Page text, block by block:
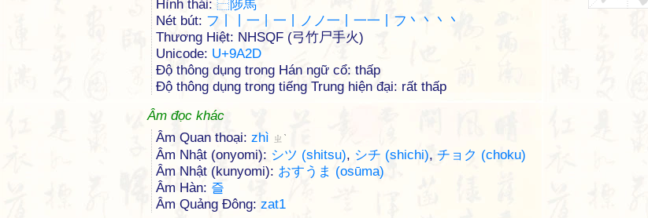
Hình thái: ⿱陟馬
Nét bút: フ丨丨一丨一丨ノノ一丨一一丨フ丶丶丶丶
Thương Hiệt: NHSQF (弓竹尸手火)
Unicode: U+9A2D
Độ thông dụng trong Hán ngữ cổ: thấp
Độ thông dụng trong tiếng Trung hiện đại: rất thấp
Âm đọc khác
Âm Quan thoại: zhì ㄓˋ
Âm Nhật (onyomi): シツ (shitsu), シチ (shichi), チョク (choku)
Âm Nhật (kunyomi): おすうま (osūma)
Âm Hàn: 즐
Âm Quảng Đông: zat1